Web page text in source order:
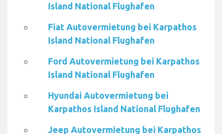
Island National Flughafen
Fiat Autovermietung bei Karpathos
Island National Flughafen
Ford Autovermietung bei Karpathos
Island National Flughafen
Hyundai Autovermietung bei
Karpathos Island National Flughafen
Jeep Autovermietung bei Karpathos